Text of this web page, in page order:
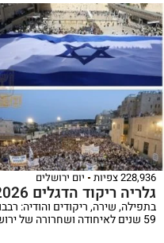
228,936 צפיות יום ירושלים
גלריה ריקוד הדגלים 2026
בתפילה, שירה, ריקודים והודיה:
59 שנים לאיחודה ושחרורה של ירושלים